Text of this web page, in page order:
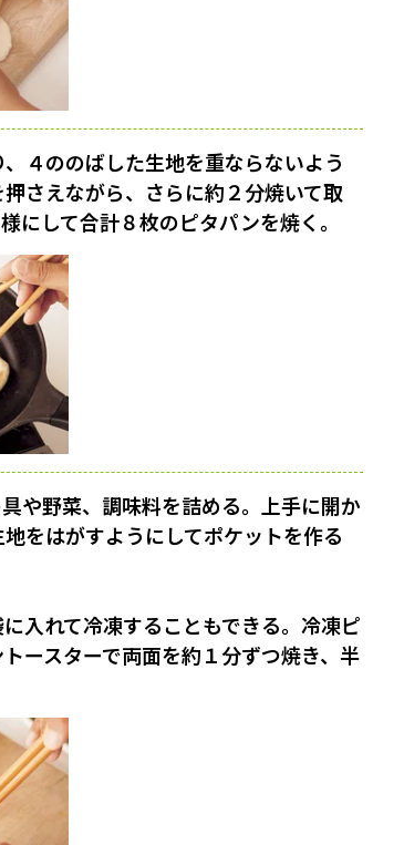
４ののばした生地を重ならないよう
さえながら、さらに約２分焼いて取
にして合計８枚のピタパンを焼く。
や野菜、調味料を詰める。上手に開か
をはがすようにしてポケットを作る
入れて冷凍することもできる。冷凍ピ
ースターで両面を約１分ずつ焼き、半